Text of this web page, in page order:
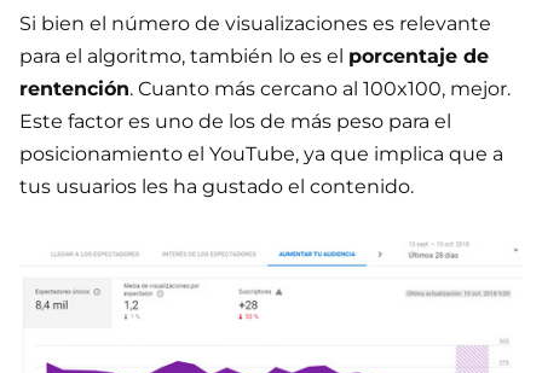
Si bien el número de visualizaciones es relevante
para el algoritmo, también lo es el porcentaje de
rentención. Cuanto más cercano al 100x100, mejor.
Este factor es uno de los de más peso para el
posicionamiento el YouTube, ya que implica que a
tus usuarios les ha gustado el contenido.